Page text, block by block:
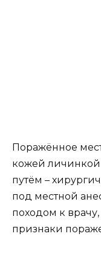
Поражённое
кожей
путём –
под местной
походом к
признаки